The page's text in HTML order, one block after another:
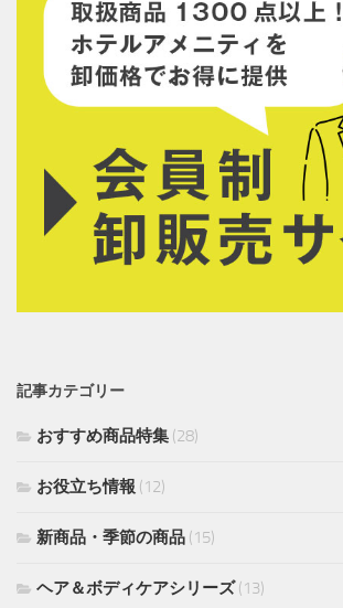
記事カテゴリー
おすすめ商品特集 (28)
お役立ち情報 (12)
新商品・季節の商品 (15)
ヘア＆ボディケアシリーズ(13)